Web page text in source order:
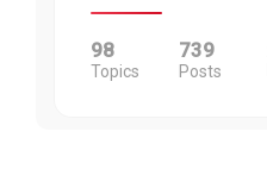
98
Topics
739
Posts